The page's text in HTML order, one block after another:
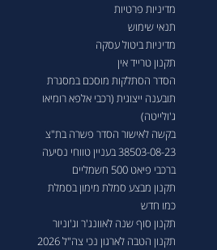
מדיניות פרטיות
תנאי שימוש
מדיניות ביטול עסקה
תקנון טרייד אין
הסדר הסתלקות מוסכם במסגרת
תובענה ייצוגית (רכבי אלפא רומיאו
ג'ולייטה)
בקשה לאישור הסדר פשרה בת"צ
38503-08-23 בעניין טווחי נסיעה
ברכבי פיאט 500 חשמליים
תקנון מבצע סמלת מימון בסמלת
כמו חדש
תקנון סוף שנה לאוונג'ר וג'וניור
תקנון הטבה לארגון נכי צה"ל 2026